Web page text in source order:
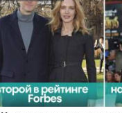
беременна вновь. Так
деле и как многодетной
держать себя в форме,
статье.